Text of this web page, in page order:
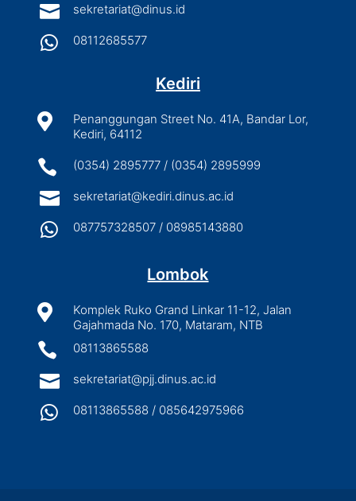
 sekretariat@dinus.id
 08112685577
Kediri

Penanggungan Street No. 41A, Bandar Lor,
Kediri, 64112
 (0354) 2895777 / (0354) 2895999
 sekretariat@kediri.dinus.ac.id
 087757328507 / 08985143880
Lombok

Komplek Ruko Grand Linkar 11-12, Jalan
Gajahmada No. 170, Mataram, NTB
 08113865588
 sekretariat@pjj.dinus.ac.id
 08113865588 / 085642975966